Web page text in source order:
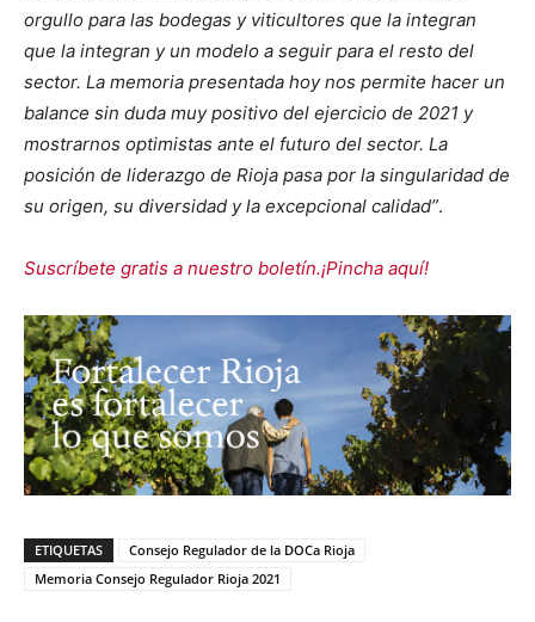
orgullo para las bodegas y viticultores que la integran
que la integran y un modelo a seguir para el resto del
sector. La memoria presentada hoy nos permite hacer un
balance sin duda muy positivo del ejercicio de 2021 y
mostrarnos optimistas ante el futuro del sector. La
posición de liderazgo de Rioja pasa por la singularidad de
su origen, su diversidad y la excepcional calidad”.
Suscríbete gratis a nuestro boletín.¡Pincha aquí!
ETIQUETAS
Consejo Regulador de la DOCa Rioja
Memoria Consejo Regulador Rioja 2021